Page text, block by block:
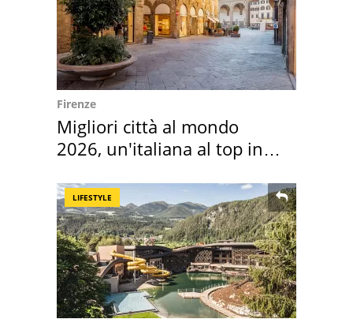
Firenze
Migliori città al mondo
2026, un'italiana al top in
LIFESTYLE